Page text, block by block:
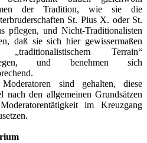
der Tradition, wie sie die
St. Pius X. oder St.
pflegen, und Nicht-Traditionalisten
daß sie sich hier gewissermaßen
Terrain“
und benehmen sich
sind gehalten, diese
nach den allgemeinen Grundsätzen
im Kreuzgang